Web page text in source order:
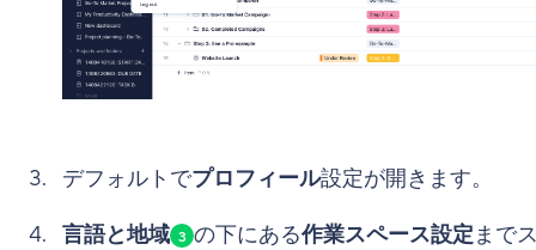
デフォルトでプロフィール設定が開きます。
言語と地域 3 の下にある作業スペース設定まで